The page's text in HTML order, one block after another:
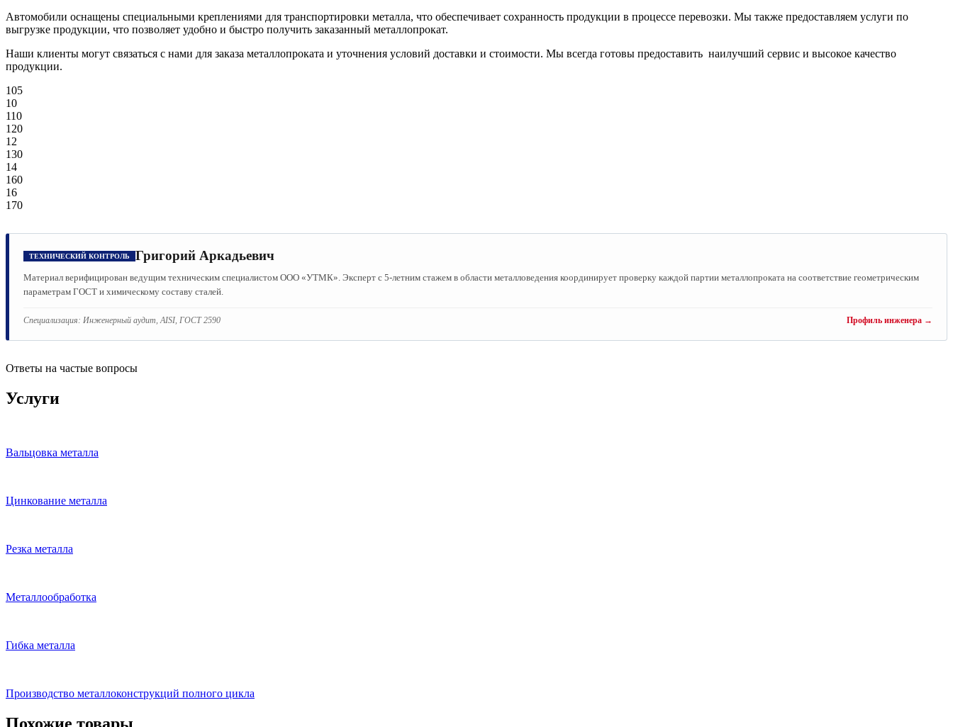
Автомобили оснащены специальными креплениями для транспортировки металла, что обеспечивает сохранность продукции в процессе перевозки. Мы также предоставляем услуги по
выгрузке продукции, что позволяет удобно и быстро получить заказанный металлопрокат.
Наши клиенты могут связаться с нами для заказа металлопроката и уточнения условий доставки и стоимости. Мы всегда готовы предоставить наилучший сервис и высокое качество
продукции.
105
10
110
120
12
130
14
160
16
170
ТЕХНИЧЕСКИЙ КОНТРОЛЬ Григорий Аркадьевич
Материал верифицирован ведущим техническим специалистом ООО «УТМК». Эксперт с 5-летним стажем в области металловедения координирует проверку каждой партии металлопроката на соответствие геометрическим
параметрам ГОСТ и химическому составу сталей.
Специализация: Инженерный аудит, AISI, ГОСТ 2590 Профиль инженера →
Ответы на частые вопросы
Услуги
Вальцовка металла
Цинкование металла
Резка металла
Металлообработка
Гибка металла
Производство металлоконструкций полного цикла